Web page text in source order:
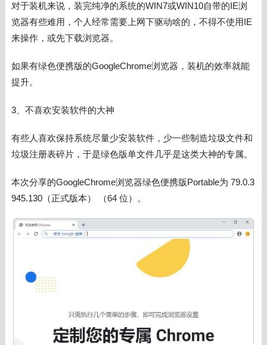
对于装机来说，装完纯净的系统的WIN7或WIN10自带的IE浏
览器有些难用，个人经常需要上网下驱动啥的，不得不使用IE
来操作，或先下载浏览器。
如果有绿色便携版的GoogleChrome浏览器，装机的效率就能
提升。
3、不喜欢安装软件的大神
有些人喜欢保持系统尽量少安装软件，少一些制造垃圾文件和
垃圾注册表碎片，于是绿色版单文件几乎是这类大神的专属。
本次分享的GoogleChrome浏览器绿色便携版Portable为 79.0.3
945.130（正式版本） （64 位）。